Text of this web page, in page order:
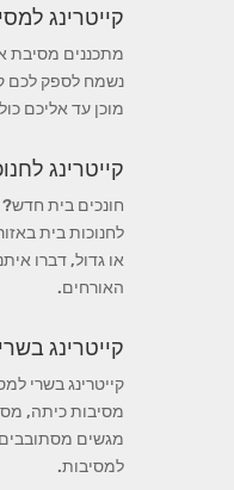
קייטרינג
מתכננים מסיבת
נשמח לספק לכם
מוכן עד אליכם
קייטרינג
חונכים בית חדש?
לחנוכות בית
או גדול, דברו
האורחים.
קייטרינג
קייטרינג בשרי
מסיבות כיתה,
מגשים מסתובבים
למסיבות.